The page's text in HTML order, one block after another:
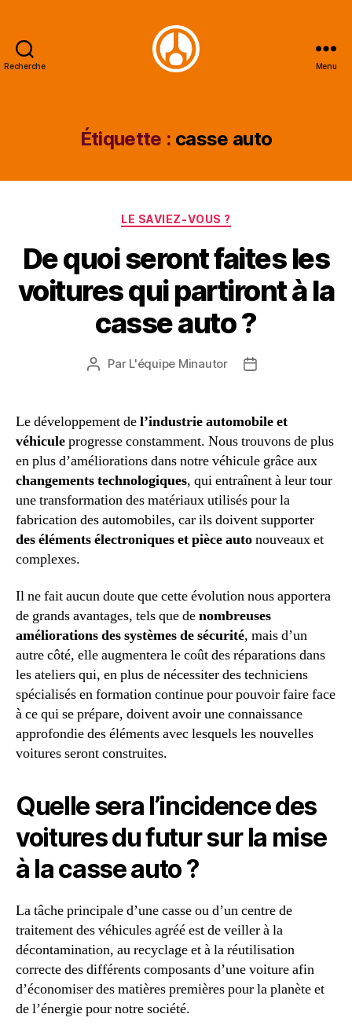
Recherche Menu
Étiquette : casse auto
Catégories
LE SAVIEZ-VOUS ?
De quoi seront faites les
voitures qui partiront à la
casse auto ?
Auteur
Par L'équipe Minautor
Date
Le développement del’industrie automobile et
véhiculeprogresse constamment. Nous trouvons de plus
en plus d’améliorations dans notre véhicule grâce aux
changements technologiques, qui entraînent à leur tour
une transformation des matériaux utilisés pour la
fabrication des automobiles, car ils doivent supporter
des éléments électroniques et pièce autonouveaux et
complexes.
Il ne fait aucun doute que cette évolution nous apportera
de grands avantages, tels que denombreuses
améliorations des systèmes de sécurité, mais d’un
autre côté, elle augmentera le coût des réparations dans
les ateliers qui, en plus de nécessiter des techniciens
spécialisés en formation continue pour pouvoir faire face
à ce qui se prépare, doivent avoir une connaissance
approfondie des éléments avec lesquels les nouvelles
voitures seront construites.
Quelle sera l’incidence des
voitures du futur sur la mise
à la casse auto ?
La tâche principale d’une casse ou d’un centre de
traitement des véhicules agréé est de veiller à la
décontamination, au recyclage et à la réutilisation
correcte des différents composants d’une voiture afin
d’économiser des matières premières pour la planète et
de l’énergie pour notre société.